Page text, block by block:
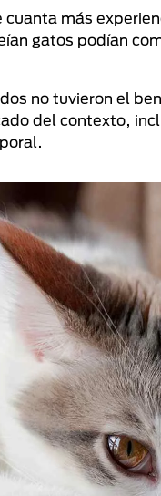
más
gatos podían
no tuvieron el
del contexto,